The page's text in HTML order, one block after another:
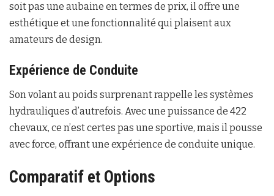
soit pas une aubaine en termes de prix, il offre une
esthétique et une fonctionnalité qui plaisent aux
amateurs de design.
Expérience de Conduite
Son volant au poids surprenant rappelle les systèmes
hydrauliques d’autrefois. Avec une puissance de 422
chevaux, ce n’est certes pas une sportive, mais il pousse
avec force, offrant une expérience de conduite unique.
Comparatif et Options